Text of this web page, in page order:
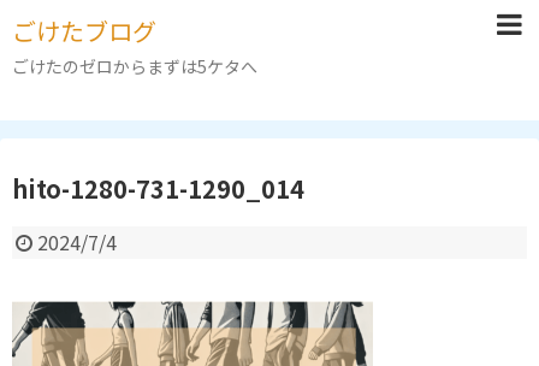
ごけたブログ
ごけたのゼロからまずは5ケタへ
hito-1280-731-1290_014
2024/7/4